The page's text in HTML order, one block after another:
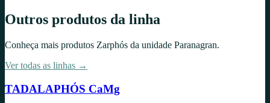
Outros produtos da linha
Conheça mais produtos Zarphós da unidade Paranagran.
Ver todas as linhas →
TADALAPHÓS CaMg